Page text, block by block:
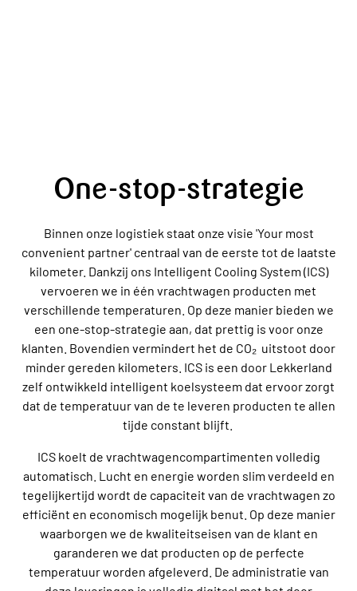
One-stop-strategie
Binnen onze logistiek staat onze visie 'Your most
convenient partner' centraal van de eerste tot de laatste
kilometer. Dankzij ons Intelligent Cooling System (ICS)
vervoeren we in één vrachtwagen producten met
verschillende temperaturen. Op deze manier bieden we
een one-stop-strategie aan, dat prettig is voor onze
klanten. Bovendien vermindert het de CO₂ uitstoot door
minder gereden kilometers. ICS is een door Lekkerland
zelf ontwikkeld intelligent koelsysteem dat ervoor zorgt
dat de temperatuur van de te leveren producten te allen
tijde constant blijft.
ICS koelt de vrachtwagencompartimenten volledig
automatisch. Lucht en energie worden slim verdeeld en
tegelijkertijd wordt de capaciteit van de vrachtwagen zo
efficiënt en economisch mogelijk benut. Op deze manier
waarborgen we de kwaliteitseisen van de klant en
garanderen we dat producten op de perfecte
temperatuur worden afgeleverd. De administratie van